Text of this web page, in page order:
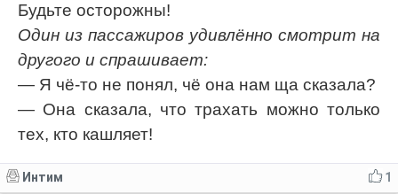
Будьте осторожны!
Один из пассажиров удивлённо смотрит на
другого и спрашивает:
— Я чё-то не понял, чё она нам ща сказала?
— Она сказала, что тpaxать можно только
тех, кто кашляет!
1
Интим